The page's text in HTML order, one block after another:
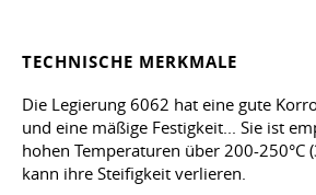
TECHNISCHE MERKMALE
Die Legierung 6062 hat eine gute
und eine mäßige Festigkeit... Sie ist
hohen Temperaturen über 200-250°C
kann ihre Steifigkeit verlieren.